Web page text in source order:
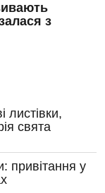
з
листівки,
свята
привітання у